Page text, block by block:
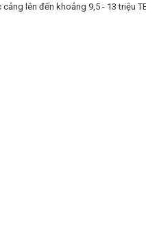
lên đến khoảng 9,5 - 13 triệu